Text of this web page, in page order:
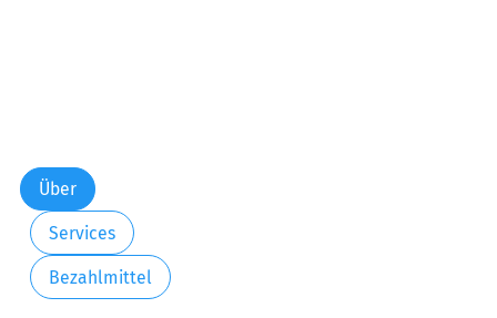
Über
Services
Bezahlmittel